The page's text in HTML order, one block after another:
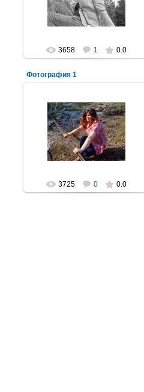
Рыжий=^_^=Кот
3658 1 0.0
Фотография 1
06.08.2012
Рыжий=^_^=Кот
3725 0 0.0